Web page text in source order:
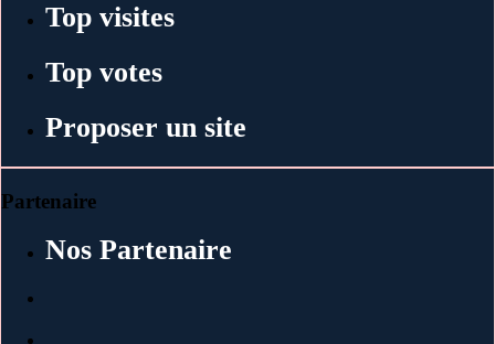
Top visites
Top votes
Proposer un site
Partenaire
Nos Partenaire